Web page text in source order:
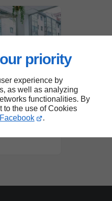
priority
experience by
as well as analyzing
functionalities. By
to the use of Cookies
Facebook .
04/06/2026
le